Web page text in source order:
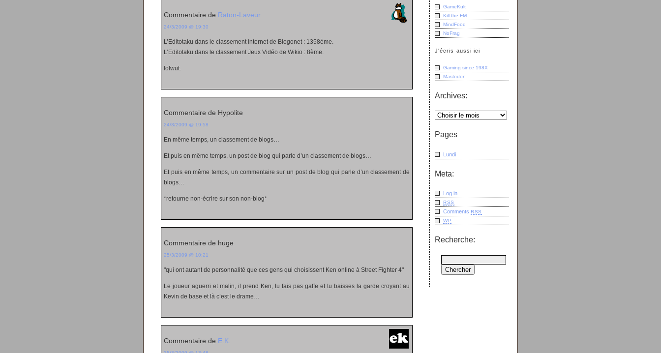
Commentaire de Raton-Laveur
24/3/2009 @ 19:30
L’Editotaku dans le classement Internet de Blogonet : 1358ème.
L’Editotaku dans le classement Jeux Vidéo de Wikio : 8ème.
lolwut.
Commentaire de Hypolite
24/3/2009 @ 19:58
En même temps, un classement de blogs…
Et puis en même temps, un post de blog qui parle d’un classement de blogs…
Et puis en même temps, un commentaire sur un post de blog qui parle d’un classement de
blogs…
*retourne non-écrire sur son non-blog*
Commentaire de huge
25/3/2009 @ 10:21
qui ont autant de personnalité que ces gens qui choisissent Ken online à Street Fighter 4
Le joueur aguerri et malin, il prend Ken, tu fais pas gaffe et tu baisses la garde croyant au
Kevin de base et là c’est le drame…
Commentaire de E.K.
GameKult
Kill the FM
MindFood
NoFrag
J'écris aussi ici
Gaming since 198X
Mastodon
Archives:
Pages
Lundi
Meta:
Log in
RSS
Comments RSS
WP
Recherche: